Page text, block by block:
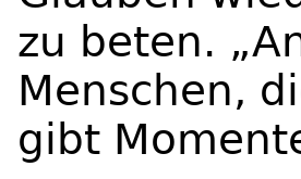
zu beten.
Menschen,
gibt